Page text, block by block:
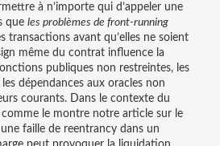
à n’importe qui d’appeler une
que les problèmes de front‑running
transactions avant qu’elles ne soient
même du contrat influence la
publiques non restreintes, les
dépendances aux oracles non
courants. Dans le contexte du
le montre notre article sur le
faille de reentrancy dans un